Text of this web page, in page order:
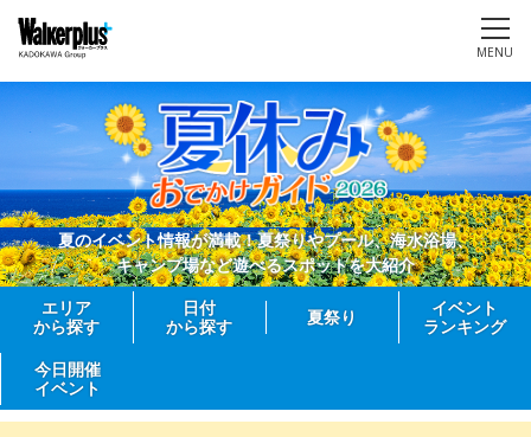
MENU
夏のイベント情報が満載！夏祭りやプール、海水浴場、
キャンプ場など遊べるスポットを大紹介
エリア
から探す
日付
から探す
夏祭り
イベント
ランキング
今日開催
イベント